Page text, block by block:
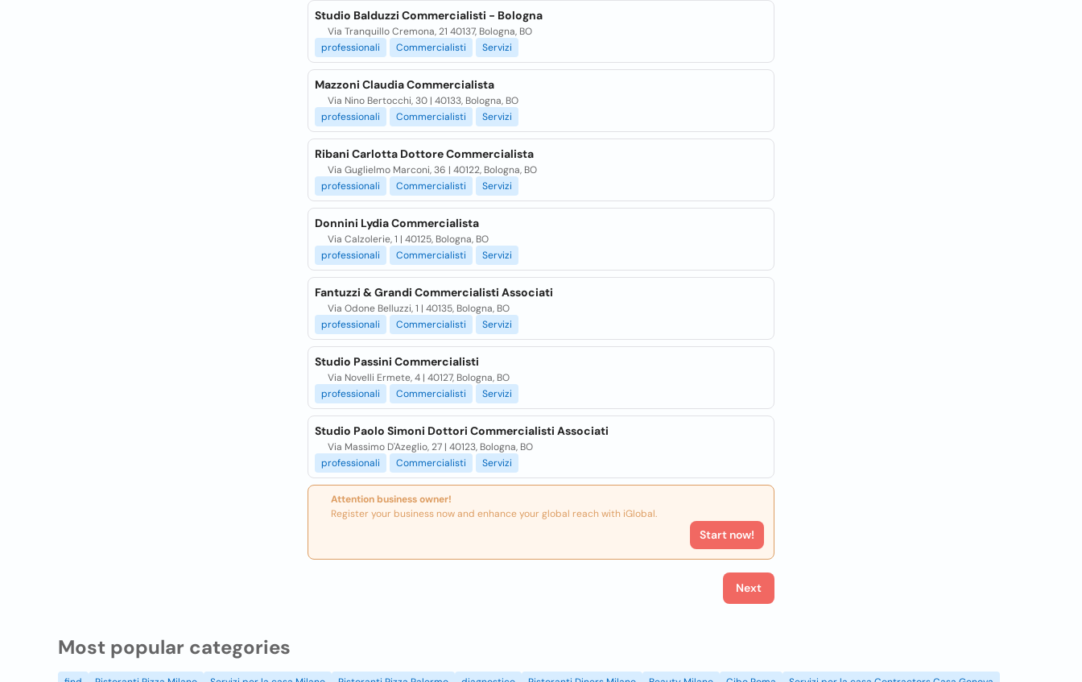
Studio Balduzzi Commercialisti - Bologna
Via Tranquillo Cremona, 21 40137, Bologna, BO
professionali
Commercialisti Servizi
Mazzoni Claudia Commercialista
Via Nino Bertocchi, 30 | 40133, Bologna, BO
professionali
Commercialisti Servizi
Ribani Carlotta Dottore Commercialista
Via Guglielmo Marconi, 36 | 40122, Bologna, BO
professionali
Commercialisti Servizi
Donnini Lydia Commercialista
Via Calzolerie, 1 | 40125, Bologna, BO
professionali
Commercialisti Servizi
Fantuzzi & Grandi Commercialisti Associati
Via Odone Belluzzi, 1 | 40135, Bologna, BO
professionali
Commercialisti Servizi
Studio Passini Commercialisti
Via Novelli Ermete, 4 | 40127, Bologna, BO
professionali
Commercialisti Servizi
Studio Paolo Simoni Dottori Commercialisti Associati
Via Massimo D'Azeglio, 27 | 40123, Bologna, BO
professionali
Commercialisti Servizi
Attention business owner!
Register your business now and enhance your global reach with iGlobal.
Start now!
Next
Most popular categories